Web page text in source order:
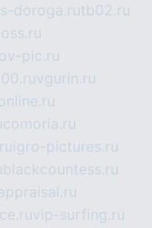
doroga.rutb02.ru
pic.ru
vgurin.ru
igro-pictures.ru
blackcountess.ru
vip-surfing.ru